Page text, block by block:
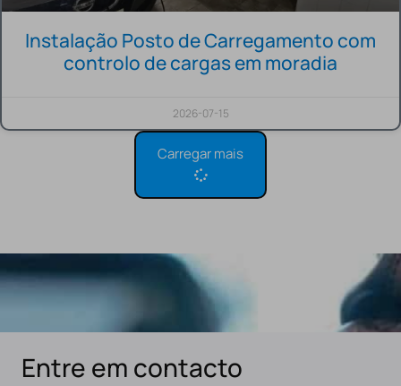
Instalação Posto de Carregamento com
controlo de cargas em moradia
2026-07-15
Carregar mais
Entre em contacto